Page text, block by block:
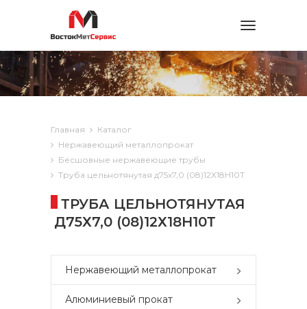
Toggle
Главная
Каталог
Нержавеющий металлопрокат
Бесшовные нержавеющие трубы
Труба цельнотянутая д75х7,0 (08)12Х18Н10Т
ТРУБА ЦЕЛЬНОТЯНУТАЯ
Д75Х7,0 (08)12Х18Н10Т
Нержавеющий металлопрокат
Алюминиевый прокат